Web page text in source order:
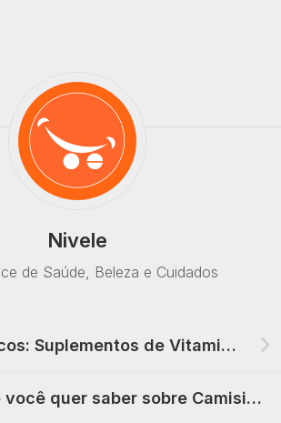
Nivele
de Saúde, Beleza e Cuidados
Multivitamínicos: Suplementos de Vitaminas e Minerais Essenciais
Tudo o que você quer saber sobre Camisinhas e Lubrificantes